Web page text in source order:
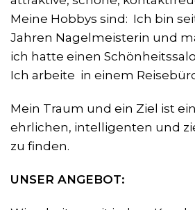
Meine Hobbys sind: Ich bin
Jahren Nagelmeisterin und
ich hatte einen
Ich arbeite in einem
Mein Traum und ein Ziel ist
ehrlichen, intelligenten und
zu finden.
UNSER ANGEBOT: